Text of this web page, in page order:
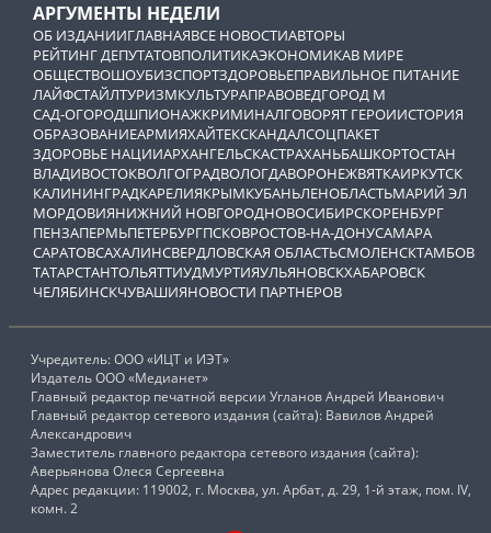
АРГУМЕНТЫ НЕДЕЛИ
ОБ ИЗДАНИИГЛАВНАЯВСЕ НОВОСТИАВТОРЫ
РЕЙТИНГ ДЕПУТАТОВПОЛИТИКАЭКОНОМИКАВ МИРЕ
ОБЩЕСТВОШОУБИЗСПОРТЗДОРОВЬЕПРАВИЛЬНОЕ ПИТАНИЕ
ЛАЙФСТАЙЛТУРИЗМКУЛЬТУРАПРАВОВЕДГОРОД М
САД-ОГОРОДШПИОНАЖКРИМИНАЛГОВОРЯТ ГЕРОИИСТОРИЯ
ОБРАЗОВАНИЕАРМИЯХАЙТЕКСКАНДАЛСОЦПАКЕТ
ЗДОРОВЬЕ НАЦИИАРХАНГЕЛЬСКАСТРАХАНЬБАШКОРТОСТАН
ВЛАДИВОСТОКВОЛГОГРАДВОЛОГДАВОРОНЕЖВЯТКАИРКУТСК
КАЛИНИНГРАДКАРЕЛИЯКРЫМКУБАНЬЛЕНОБЛАСТЬМАРИЙ ЭЛ
МОРДОВИЯНИЖНИЙ НОВГОРОДНОВОСИБИРСКОРЕНБУРГ
ПЕНЗАПЕРМЬПЕТЕРБУРГПСКОВРОСТОВ-НА-ДОНУСАМАРА
САРАТОВСАХАЛИНСВЕРДЛОВСКАЯ ОБЛАСТЬСМОЛЕНСКТАМБОВ
ТАТАРСТАНТОЛЬЯТТИУДМУРТИЯУЛЬЯНОВСКХАБАРОВСК
ЧЕЛЯБИНСКЧУВАШИЯНОВОСТИ ПАРТНЕРОВ
Учредитель: ООО «ИЦТ и ИЭТ»
Издатель ООО «Медианет»
Главный редактор печатной версии Угланов Андрей Иванович
Главный редактор сетевого издания (сайта): Вавилов Андрей
Александрович
Заместитель главного редактора сетевого издания (сайта):
Аверьянова Олеся Сергеевна
Адрес редакции: 119002, г. Москва, ул. Арбат, д. 29, 1-й этаж, пом. IV,
комн. 2